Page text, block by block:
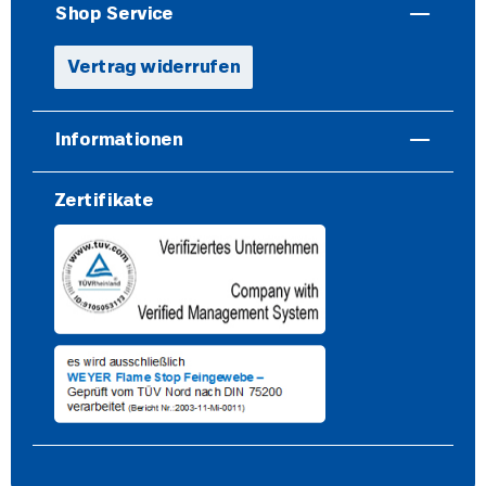
Shop Service
Vertrag widerrufen
Informationen
Zertifikate